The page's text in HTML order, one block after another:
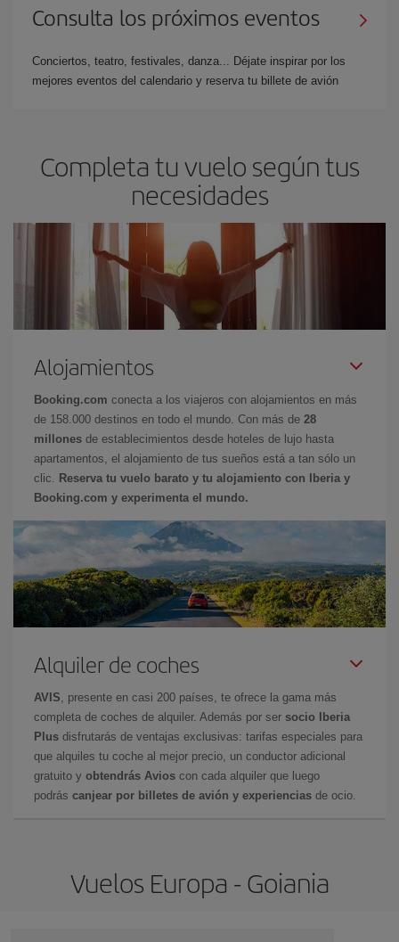
Consulta los próximos eventos
Conciertos, teatro, festivales, danza... Déjate inspirar por los
mejores eventos del calendario y reserva tu billete de avión
Completa tu vuelo según tus
necesidades
Alojamientos
Booking.com conecta a los viajeros con alojamientos en más
de 158.000 destinos en todo el mundo. Con más de 28
millones de establecimientos desde hoteles de lujo hasta
apartamentos, el alojamiento de tus sueños está a tan sólo un
clic.
Reserva tu vuelo barato y tu alojamiento con Iberia y
Booking.com y experimenta el mundo.
Alquiler de coches
AVIS , presente en casi 200 países, te ofrece la gama más
completa de coches de alquiler. Además por ser socio Iberia
Plus disfrutarás de ventajas exclusivas: tarifas especiales para
que alquiles tu coche al mejor precio, un conductor adicional
gratuito y obtendrás Avios con cada alquiler que luego
podrás canjear por billetes de avión y experiencias de ocio.
Vuelos Europa - Goiania